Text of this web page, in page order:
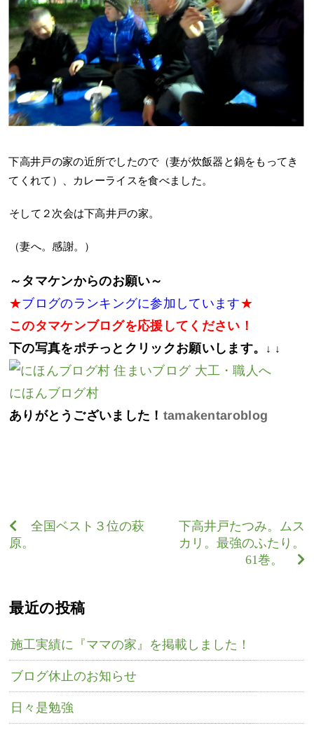
下高井戸の家の近所でしたので（妻が炊飯器と鍋をもってき
てくれて）、カレーライスを食べました。
そして２次会は下高井戸の家。
（妻へ。感謝。）
～タマケンからのお願い～
★ブログのランキングに参加しています★
このタマケンブログを応援してください！
下の写真をポチっとクリックお願いします。 ↓ ↓
にほんブログ村
ありがとうございました！tamakentaroblog
全国ベスト３位の萩
原。
下高井戸たつみ。ムス
カリ。最強のふたり。
61巻。
最近の投稿
施工実績に『ママの家』を掲載しました！
ブログ休止のお知らせ
日々是勉強